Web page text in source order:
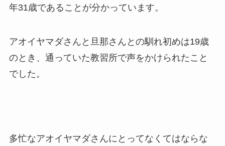
年31歳であることが分かっています。
アオイヤマダさんと旦那さんとの馴れ初めは19歳
のとき、通っていた教習所で声をかけられたこと
でした。
多忙なアオイヤマダさんにとってなくてはならな